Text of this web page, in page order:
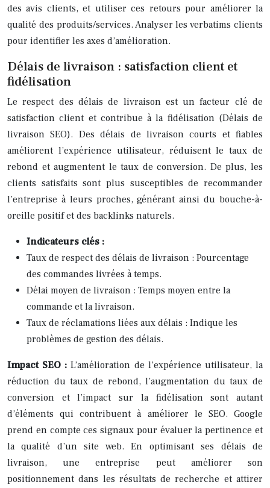
des avis clients, et utiliser ces retours pour améliorer la
qualité des produits/services. Analyser les verbatims clients
pour identifier les axes d’amélioration.
Délais de livraison : satisfaction client et
fidélisation
Le respect des délais de livraison est un facteur clé de
satisfaction client et contribue à la fidélisation (Délais de
livraison SEO). Des délais de livraison courts et fiables
améliorent l’expérience utilisateur, réduisent le taux de
rebond et augmentent le taux de conversion. De plus, les
clients satisfaits sont plus susceptibles de recommander
l’entreprise à leurs proches, générant ainsi du bouche-à-
oreille positif et des backlinks naturels.
Indicateurs clés :
Taux de respect des délais de livraison : Pourcentage
des commandes livrées à temps.
Délai moyen de livraison : Temps moyen entre la
commande et la livraison.
Taux de réclamations liées aux délais : Indique les
problèmes de gestion des délais.
Impact SEO :L’amélioration de l’expérience utilisateur, la
réduction du taux de rebond, l’augmentation du taux de
conversion et l’impact sur la fidélisation sont autant
d’éléments qui contribuent à améliorer le SEO. Google
prend en compte ces signaux pour évaluer la pertinence et
la qualité d’un site web. En optimisant ses délais de
livraison, une entreprise peut améliorer son
positionnement dans les résultats de recherche et attirer